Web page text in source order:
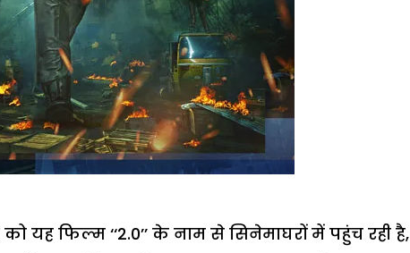
फिल्म ‘‘2.0’’ के नाम से सिनेमाघरों में पहुंच रही है,